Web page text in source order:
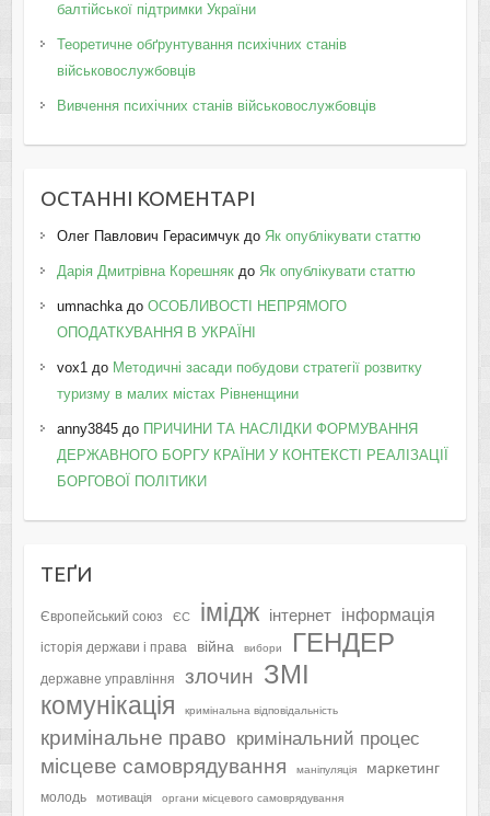
балтійської підтримки України
Теоретичне обґрунтування психічних станів
військовослужбовців
Вивчення психічних станів військовослужбовців
ОСТАННІ КОМЕНТАРІ
Олег Павлович Герасимчукдо Як опублікувати статтю
Дарія Дмитрівна Корешнякдо Як опублікувати статтю
umnachkaдо ОСОБЛИВОСТІ НЕПРЯМОГО
ОПОДАТКУВАННЯ В УКРАЇНІ
vox1до Методичні засади побудови стратегії розвитку
туризму в малих містах Рівненщини
anny3845до ПРИЧИНИ ТА НАСЛІДКИ ФОРМУВАННЯ
ДЕРЖАВНОГО БОРГУ КРАЇНИ У КОНТЕКСТІ РЕАЛІЗАЦІЇ
БОРГОВОЇ ПОЛІТИКИ
ТЕҐИ
Європейський союз ЄС імідж інтернет інформація
історія держави і права війна вибори ГЕНДЕР
державне управління злочин ЗМІ
комунікація кримінальна відповідальність
кримінальне право кримінальний процес
місцеве самоврядування маніпуляція маркетинг
молодь мотивація органи місцевого самоврядування